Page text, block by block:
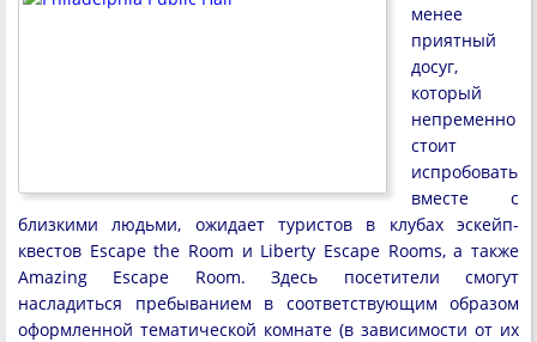
менее
приятный
досуг,
который
непременно
стоит
испробовать
вместе с
близкими людьми, ожидает туристов в клубах эскейп-
квестов Escape the Room и Liberty Escape Rooms, а также
Amazing Escape Room. Здесь посетители смогут
насладиться пребыванием в соответствующим образом
оформленной тематической комнате (в зависимости от их